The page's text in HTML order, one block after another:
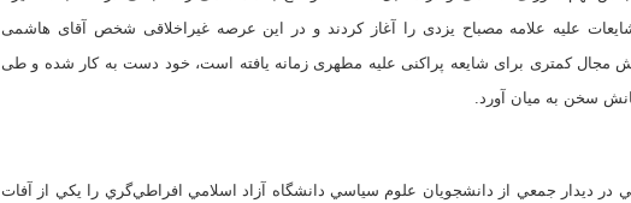
علیه علامه مصباح یزدی را آغاز کردند و در این عرصه غیراخلاقی شخص آقای هاشمی
مجال کمتری برای شایعه پراکنی علیه مطهری زمانه یافته است، خود دست به کار شده و طی
سخن به میان آورد.
در ديدار جمعي از دانشجويان علوم سياسي دانشگاه آزاد اسلامي افراطي‌گري را يكي از آفات